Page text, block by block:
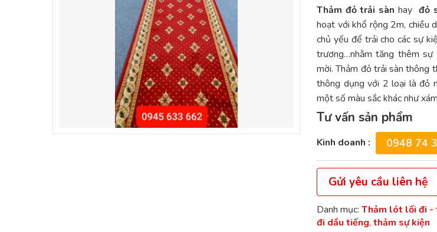
Thảm đỏ trải sàn hay đỏ
hoạt với khổ rộng 2m, chiều
chủ yếu để trải cho các sự
trương…nhằm tăng thêm
mời. Thảm đỏ trải sàn thông
thông dụng với 2 loại là đỏ
một số màu sắc khác như
Tư vấn sản phẩm
Kinh doanh : 0948 74
Gửi yêu cầu liên hệ
Danh mục: Thảm lót lối đi -
đi dầu tiếng, thảm sự kiện